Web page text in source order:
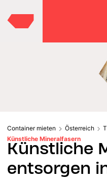
Container mieten Österreich
Künstliche Mineralfasern
Künstliche
entsorgen